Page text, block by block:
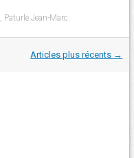
Paturle Jean-Marc
Articles plus récents →